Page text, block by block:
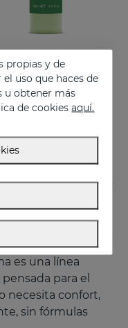
Añadir
Gel De Baño
10.95 €
es una línea
para el
necesita confort,
sin fórmulas
propias y de
uso que haces de
u obtener más
de cookiesaquí.